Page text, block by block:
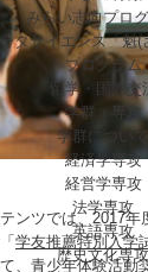
みらい志向プロ
タサイエンス「魁(
プログラム
留学・国際交
学群・専攻
学群について
経済学専攻
経営学専攻
法学専攻
英語専攻
歴史文化専攻
ンツでは、2017
学友推薦特別入学
て、青少年体験活